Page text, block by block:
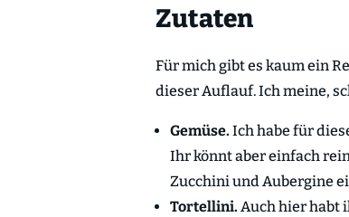
Zutaten
Für mich gibt es kaum ein
dieser Auflauf. Ich meine,
Gemüse. Ich habe für
Ihr könnt aber einfach
Zucchini und Aubergine
Tortellini. Auch hier habt